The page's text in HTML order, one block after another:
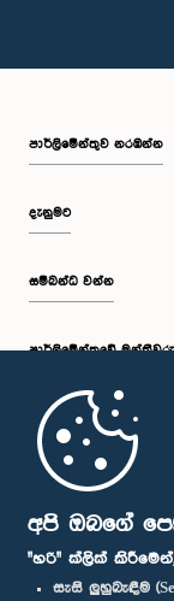
අපි ඔබගේ
"හරි" ක්ලික්
සැසි ලුහුබැඳීම
පාර්ලි‌මේන්තුව නරඹන්න
දැනුමට
සම්බන්ධ වන්න
පාර්ලි‌මේන්තුවේ මන්ත්‍රීවරු
මුල් පිටුව
පාර්ලිමේන්තු ජංගම